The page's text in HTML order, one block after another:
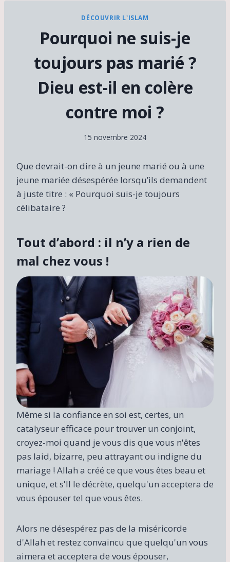
DÉCOUVRIR L'ISLAM
Pourquoi ne suis-je
toujours pas marié ?
Dieu est-il en colère
contre moi ?
15 novembre 2024
Que devrait-on dire à un jeune marié ou à une
jeune mariée désespérée lorsqu’ils demandent
à juste titre : « Pourquoi suis-je toujours
célibataire ?
Tout d’abord : il n’y a rien de
mal chez vous !
Même si la confiance en soi est, certes, un
catalyseur efficace pour trouver un conjoint,
croyez-moi quand je vous dis que vous n'êtes
pas laid, bizarre, peu attrayant ou indigne du
mariage ! Allah a créé ce que vous êtes beau et
unique, et s'Il le décrète, quelqu'un acceptera de
vous épouser tel que vous êtes.
Alors ne désespérez pas de la miséricorde
d'Allah et restez convaincu que quelqu'un vous
aimera et acceptera de vous épouser,